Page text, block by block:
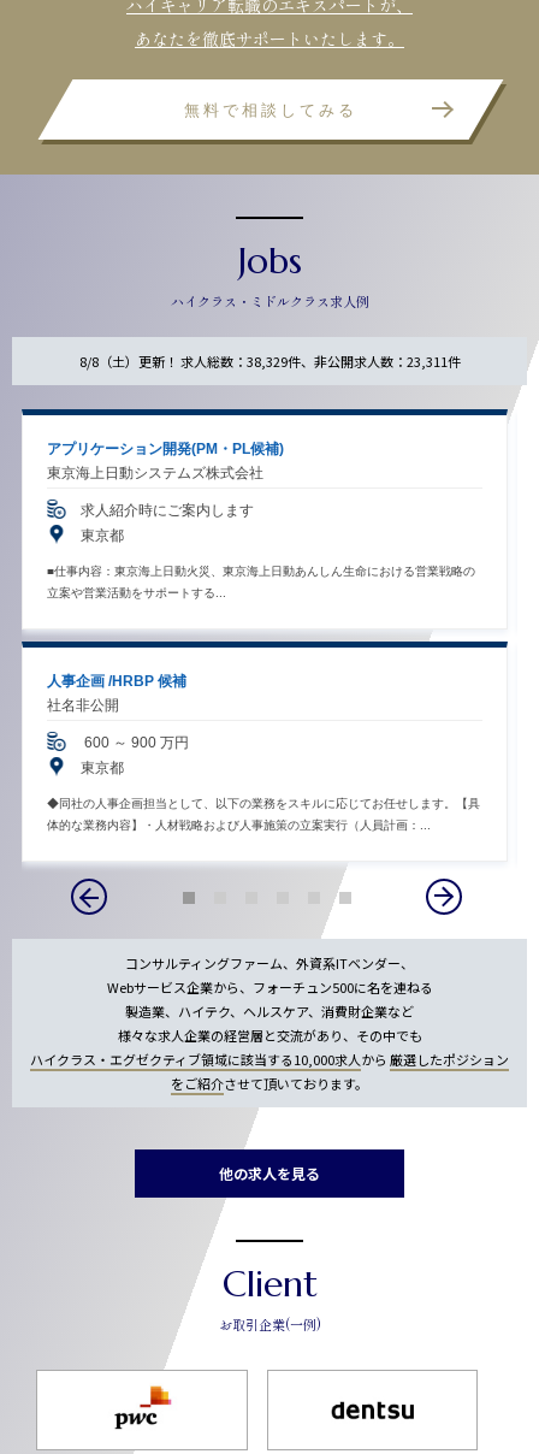
ハイキャリア転職のエキスパートが、
あなたを徹底サポートいたします。
無料で相談してみる
Jobs
ハイクラス・ミドルクラス求人例
8/8（土）更新！ 求人総数：38,329件、非公開求人数：23,311件
アプリケーション開発(PM・PL候補)
東京海上日動システムズ株式会社
求人紹介時にご案内します
東京都
■仕事内容：東京海上日動火災、東京海上日動あんしん生命における営業戦略の
立案や営業活動をサポートする...
人事企画 /HRBP 候補
社名非公開
600 ～ 900 万円
東京都
◆同社の人事企画担当として、以下の業務をスキルに応じてお任せします。【具
体的な業務内容】・人材戦略および人事施策の立案実行（人員計画：...
コンサルティングファーム、外資系ITベンダー、
Webサービス企業から、フォーチュン500に名を連ねる
製造業、ハイテク、ヘルスケア、消費財企業など
様々な求人企業の経営層と交流があり、その中でも
ハイクラス・エグゼクティブ領域に該当する10,000求人から 厳選したポジション
をご紹介させて頂いております。
他の求人を見る
Client
お取引企業(一例)